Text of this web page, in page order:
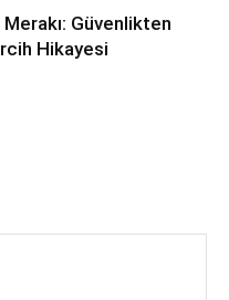
Merakı: Güvenlikten
Hikayesi